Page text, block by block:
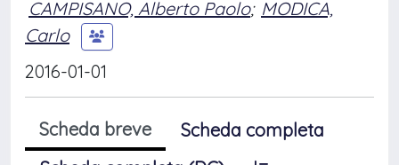
CAMPISANO, Alberto Paolo; MODICA,
Carlo
2016-01-01
Scheda breve
Scheda completa